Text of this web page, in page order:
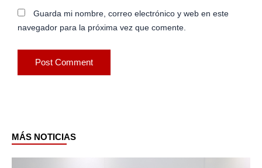
Guarda mi nombre, correo electrónico y web en este
navegador para la próxima vez que comente.
MÁS NOTICIAS